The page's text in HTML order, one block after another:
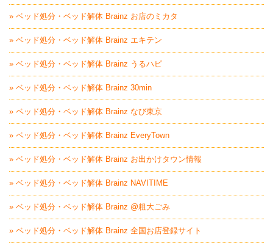
» ベッド処分・ベッド解体 Brainz お店のミカタ
» ベッド処分・ベッド解体 Brainz エキテン
» ベッド処分・ベッド解体 Brainz うるハピ
» ベッド処分・ベッド解体 Brainz 30min
» ベッド処分・ベッド解体 Brainz なび東京
» ベッド処分・ベッド解体 Brainz EveryTown
» ベッド処分・ベッド解体 Brainz お出かけタウン情報
» ベッド処分・ベッド解体 Brainz NAVITIME
» ベッド処分・ベッド解体 Brainz @粗大ごみ
» ベッド処分・ベッド解体 Brainz 全国お店登録サイト